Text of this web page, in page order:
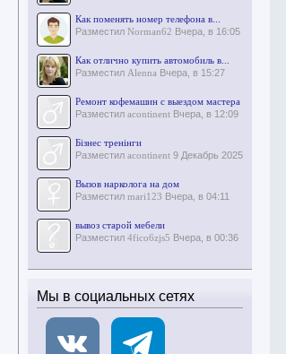
Как поменять номер телефона в...
Разместил Norman62 Вчера, в 16:05
Как отлично купить автомобиль в...
Разместил Alenna Вчера, в 15:27
Ремонт кофемашин с выездом мастера
Разместил acontinent Вчера, в 12:09
Бізнес тренінги
Разместил acontinent 9 Декабрь 2025
Вызов нарколога на дом
Разместил mari123 Вчера, в 04:11
вывоз старой мебели
Разместил 4fico6zjs5 Вчера, в 00:36
Мы в социальных сетях